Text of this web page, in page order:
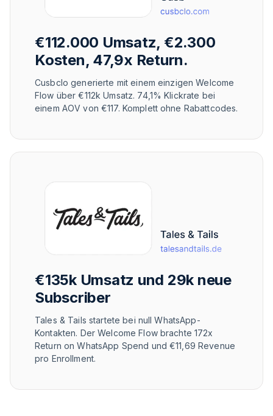
€112.000 Umsatz, €2.300
Kosten, 47,9x Return.
Cusbclo generierte mit einem einzigen Welcome
Flow über €112k Umsatz. 74,1% Klickrate bei
einem AOV von €117. Komplett ohne Rabattcodes.
€135k Umsatz und 29k neue
Subscriber
Tales & Tails startete bei null WhatsApp-
Kontakten. Der Welcome Flow brachte 172x
Return on WhatsApp Spend und €11,69 Revenue
pro Enrollment.